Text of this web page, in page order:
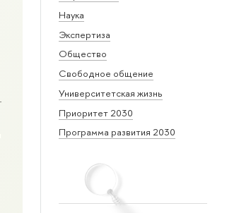
Наука
Экспертиза
Общество
Свободное общение
Университетская жизнь
Приоритет 2030
Программа развития 2030